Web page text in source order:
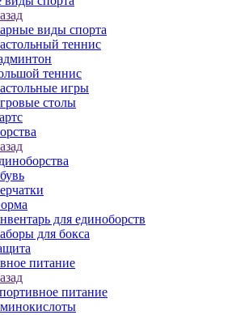
виды спорта
теннис
теннис
игры
столы
для единоборств
для бокса
питание
питание